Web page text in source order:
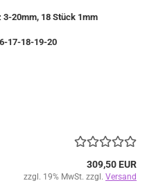
3-20mm, 18 Stück 1mm
17-18-19-20
309,50 EUR
zzgl. 19% MwSt. zzgl. Versand